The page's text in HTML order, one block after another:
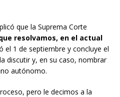
que la Suprema Corte
resolvamos, en el actual
el 1 de septiembre y concluye el
discutir y, en su caso, nombrar
autónomo.
pero le decimos a la